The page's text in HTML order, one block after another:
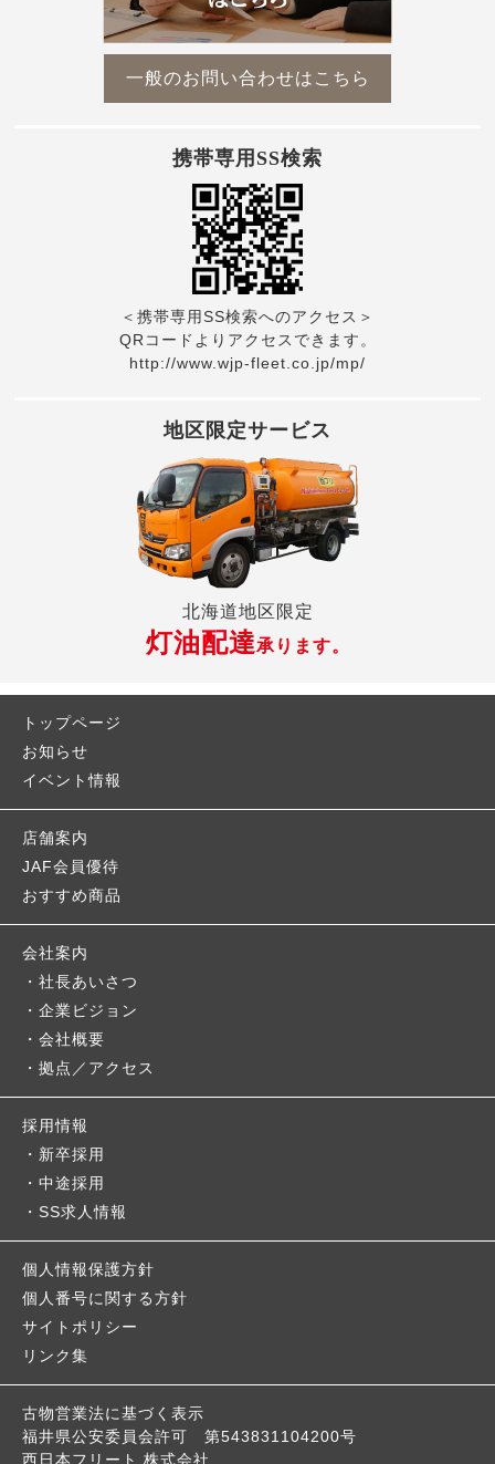
一般のお問い合わせはこちら
携帯専用SS検索
＜携帯専用SS検索へのアクセス＞
QRコードよりアクセスできます。
http://www.wjp-fleet.co.jp/mp/
地区限定サービス
北海道地区限定
灯油配達承ります。
トップページ
お知らせ
イベント情報
店舗案内
JAF会員優待
おすすめ商品
会社案内
社長あいさつ
企業ビジョン
会社概要
拠点／アクセス
採用情報
新卒採用
中途採用
SS求人情報
個人情報保護方針
個人番号に関する方針
サイトポリシー
リンク集
古物営業法に基づく表示
福井県公安委員会許可 第543831104200号
西日本フリート 株式会社